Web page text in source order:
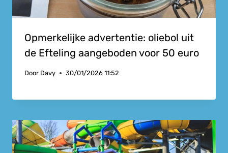
Opmerkelijke advertentie: oliebol uit
de Efteling aangeboden voor 50 euro
Door Davy 30/01/2026 11:52